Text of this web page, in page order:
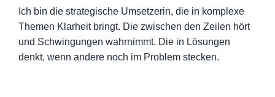
Ich bin die strategische Umsetzerin, die in komplexe
Themen Klarheit bringt. Die zwischen den Zeilen hört
und Schwingungen wahrnimmt. Die in Lösungen
denkt, wenn andere noch im Problem stecken.